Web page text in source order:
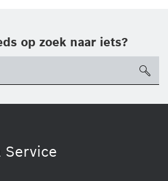
op zoek naar iets?
Service